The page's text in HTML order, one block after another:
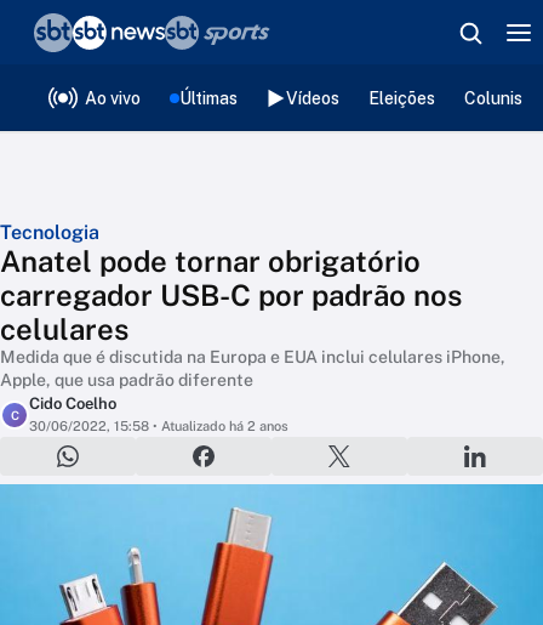
Ao vivo Últimas Vídeos Eleições
Tecnologia
Anatel pode tornar obrigatório
carregador USB-C por padrão nos
celulares
Medida que é discutida na Europa e EUA inclui celulares iPhone,
Apple, que usa padrão diferente
C
Cido Coelho
30/06/2022, 15:58 • Atualizado há 2 anos
❮voltar
Editorias